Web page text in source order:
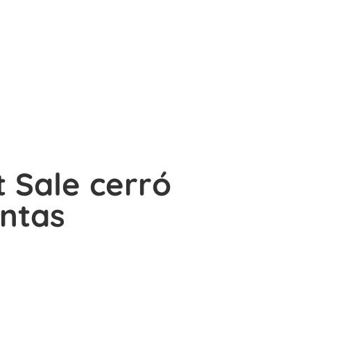
Sale cerró